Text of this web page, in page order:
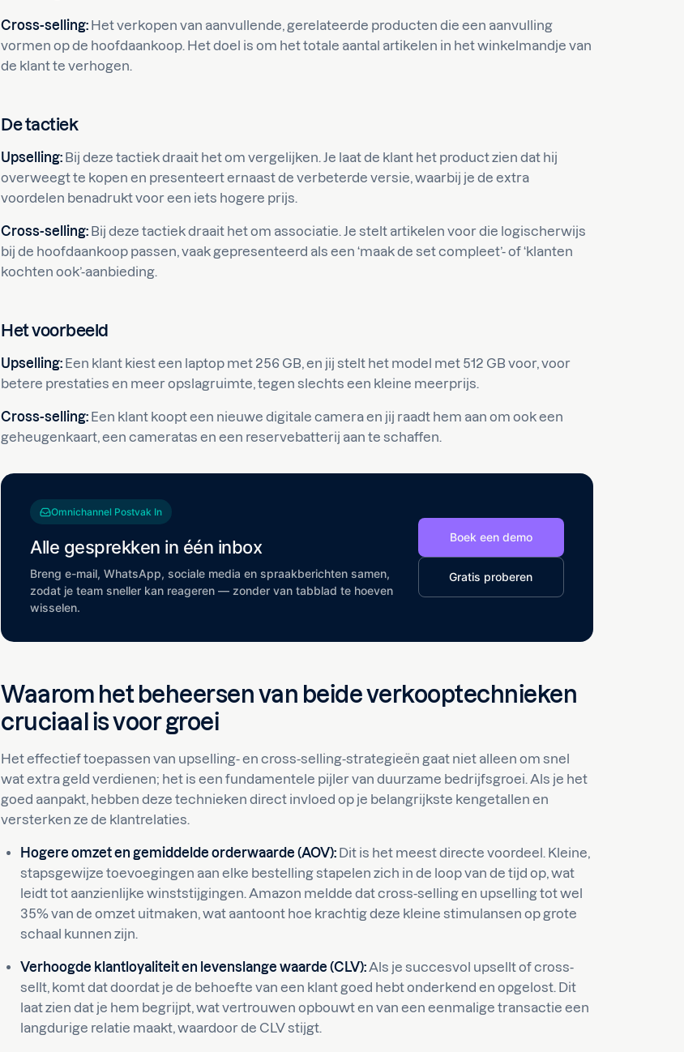
Cross-selling: Het verkopen van aanvullende, gerelateerde producten die een aanvulling
vormen op de hoofdaankoop. Het doel is om het totale aantal artikelen in het winkelmandje van
de klant te verhogen.
De tactiek
Upselling: Bij deze tactiek draait het om vergelijken. Je laat de klant het product zien dat hij
overweegt te kopen en presenteert ernaast de verbeterde versie, waarbij je de extra
voordelen benadrukt voor een iets hogere prijs.
Cross-selling: Bij deze tactiek draait het om associatie. Je stelt artikelen voor die logischerwijs
bij de hoofdaankoop passen, vaak gepresenteerd als een ‘maak de set compleet’- of ‘klanten
kochten ook’-aanbieding.
Het voorbeeld
Upselling: Een klant kiest een laptop met 256 GB, en jij stelt het model met 512 GB voor, voor
betere prestaties en meer opslagruimte, tegen slechts een kleine meerprijs.
Cross-selling: Een klant koopt een nieuwe digitale camera en jij raadt hem aan om ook een
geheugenkaart, een cameratas en een reservebatterij aan te schaffen.
Omnichannel Postvak In
Alle gesprekken in één inbox
Breng e-mail, WhatsApp, sociale media en spraakberichten samen,
zodat je team sneller kan reageren — zonder van tabblad te hoeven
wisselen.
Boek een demo
Gratis proberen
Waarom het beheersen van beide verkooptechnieken
cruciaal is voor groei
Het effectief toepassen van upselling- en cross-selling-strategieën gaat niet alleen om snel
wat extra geld verdienen; het is een fundamentele pijler van duurzame bedrijfsgroei. Als je het
goed aanpakt, hebben deze technieken direct invloed op je belangrijkste kengetallen en
versterken ze de klantrelaties.
Hogere omzet en gemiddelde orderwaarde (AOV): Dit is het meest directe voordeel. Kleine,
stapsgewijze toevoegingen aan elke bestelling stapelen zich in de loop van de tijd op, wat
leidt tot aanzienlijke winststijgingen. Amazon meldde dat cross-selling en upselling tot wel
35% van de omzet uitmaken, wat aantoont hoe krachtig deze kleine stimulansen op grote
schaal kunnen zijn.
Verhoogde klantloyaliteit en levenslange waarde (CLV): Als je succesvol upsellt of cross-
sellt, komt dat doordat je de behoefte van een klant goed hebt onderkend en opgelost. Dit
laat zien dat je hem begrijpt, wat vertrouwen opbouwt en van een eenmalige transactie een
langdurige relatie maakt, waardoor de CLV stijgt.